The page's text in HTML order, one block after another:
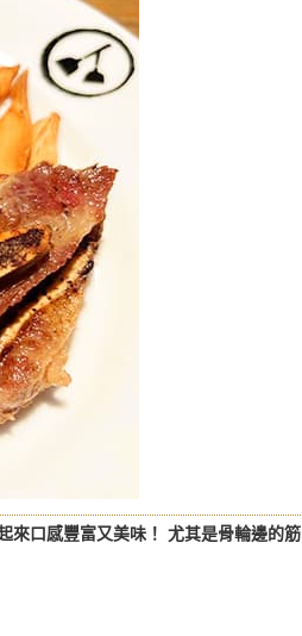
來口感豐富又美味！ 尤其是骨輪邊的筋